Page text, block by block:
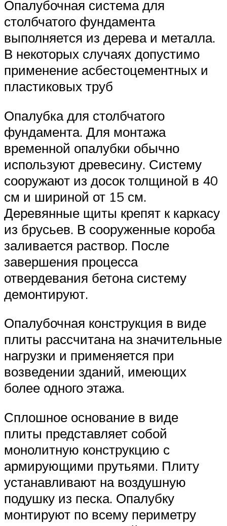
Опалубочная система для
столбчатого фундамента
выполняется из дерева и металла.
В некоторых случаях допустимо
применение асбестоцементных и
пластиковых труб
Опалубка для столбчатого
фундамента. Для монтажа
временной опалубки обычно
используют древесину. Систему
сооружают из досок толщиной в 40
см и шириной от 15 см.
Деревянные щиты крепят к каркасу
из брусьев. В сооруженные короба
заливается раствор. После
завершения процесса
отвердевания бетона систему
демонтируют.
Опалубочная конструкция в виде
плиты рассчитана на значительные
нагрузки и применяется при
возведении зданий, имеющих
более одного этажа.
Сплошное основание в виде
плиты представляет собой
монолитную конструкцию с
армирующими прутьями. Плиту
устанавливают на воздушную
подушку из песка. Опалубку
монтируют по всему периметру